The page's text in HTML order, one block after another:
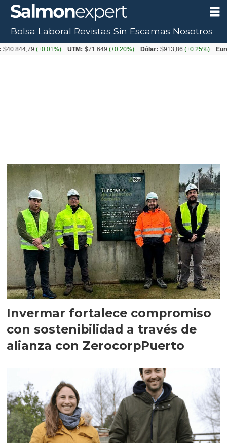
Tag:
Invermar fortalece compromiso
con sostenibilidad a través de
alianza con ZerocorpPuerto
Bolsa Laboral Revistas Sin Escamas Nosotros
(+0.01%) UTM: $71.649 (+0.20%) Dólar: $913,86(+0.25%) Euro: